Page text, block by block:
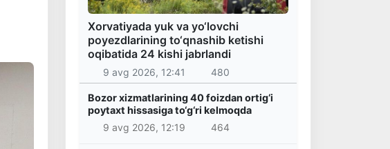
Xorvatiyada yuk va yo‘lovchi
poyezdlarining to‘qnashib ketishi
oqibatida 24 kishi jabrlandi
9 avg 2026, 12:41 480
Bozor xizmatlarining 40 foizdan ortig‘i
poytaxt hissasiga to‘g‘ri kelmoqda
9 avg 2026, 12:19
464